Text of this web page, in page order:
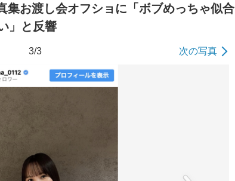
集お渡し会オフショに「ボブめっちゃ似合
」と反響
3/3 次の写真